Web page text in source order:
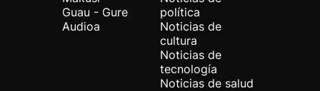
Guau - Gure
Audioa
política
Noticias de
cultura
Noticias de
tecnología
Noticias de salud